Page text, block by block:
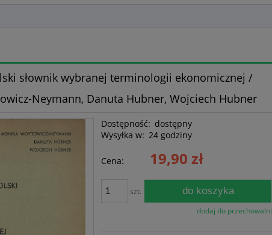
słownik wybranej terminologii ekonomicznej /
Neymann, Danuta Hubner, Wojciech Hubner
Dostępność: dostępny
Wysyłka w: 24 godziny
Cena: 19,90 zł
szt. do koszyka
dodaj do przechowalni